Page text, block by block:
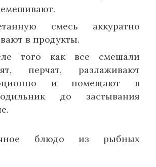
смесь аккуратно
в продукты.
того как все смешали
перчат, разлаживают
и помещают в
до застывания
блюдо из рыбных